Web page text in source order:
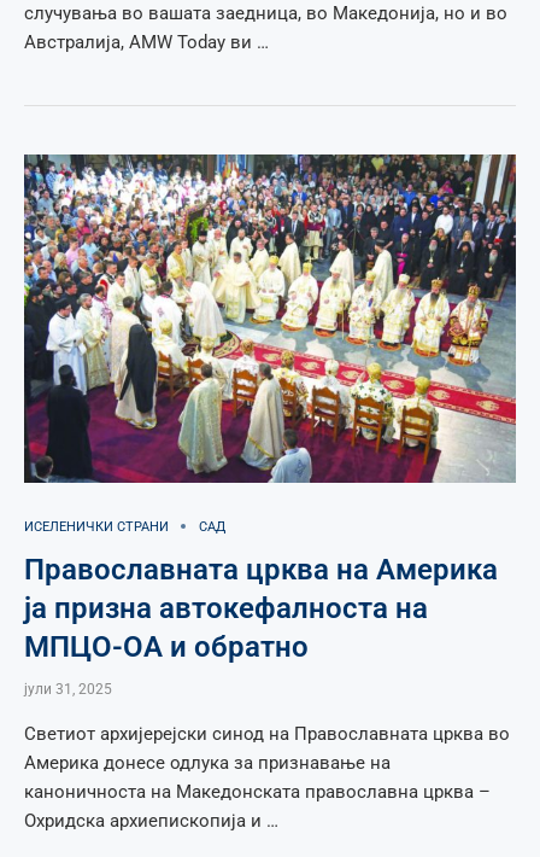
случувања во вашата заедница, во Македонија, но и во
Австралија, AMW Today ви …
ИСЕЛЕНИЧКИ СТРАНИ САД
Православната црква на Америка
ја призна автокефалноста на
МПЦО-ОА и обратно
јули 31, 2025
Светиот архијерејски синод на Православната црква во
Америка донесе одлука за признавање на
каноничноста на Македонската православна црква –
Охридска архиепископија и …